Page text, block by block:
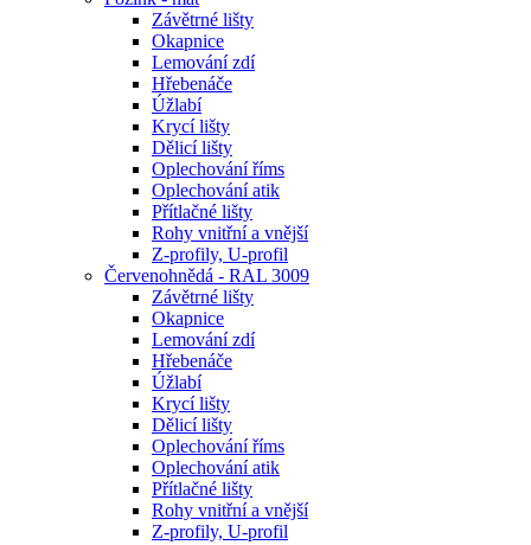
Závětrné lišty
Okapnice
Lemování zdí
Hřebenáče
Úžlabí
Krycí lišty
Dělicí lišty
Oplechování říms
Oplechování atik
Přítlačné lišty
Rohy vnitřní a vnější
Z-profily, U-profil
Červenohnědá - RAL 3009
Závětrné lišty
Okapnice
Lemování zdí
Hřebenáče
Úžlabí
Krycí lišty
Dělicí lišty
Oplechování říms
Oplechování atik
Přítlačné lišty
Rohy vnitřní a vnější
Z-profily, U-profil